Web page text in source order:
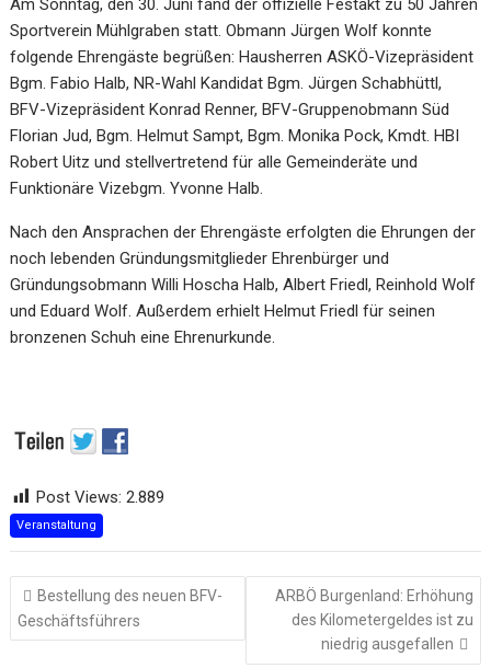
Am Sonntag, den 30. Juni fand der offizielle Festakt zu 50 Jahren
Sportverein Mühlgraben statt. Obmann Jürgen Wolf konnte
folgende Ehrengäste begrüßen: Hausherren ASKÖ-Vizepräsident
Bgm. Fabio Halb, NR-Wahl Kandidat Bgm. Jürgen Schabhüttl,
BFV-Vizepräsident Konrad Renner, BFV-Gruppenobmann Süd
Florian Jud, Bgm. Helmut Sampt, Bgm. Monika Pock, Kmdt. HBI
Robert Uitz und stellvertretend für alle Gemeinderäte und
Funktionäre Vizebgm. Yvonne Halb.
Nach den Ansprachen der Ehrengäste erfolgten die Ehrungen der
noch lebenden Gründungsmitglieder Ehrenbürger und
Gründungsobmann Willi Hoscha Halb, Albert Friedl, Reinhold Wolf
und Eduard Wolf. Außerdem erhielt Helmut Friedl für seinen
bronzenen Schuh eine Ehrenurkunde.
Post Views: 2.889
Veranstaltung
Beitragsnavigation
Bestellung des neuen BFV-
Geschäftsführers
ARBÖ Burgenland: Erhöhung
des Kilometergeldes ist zu
niedrig ausgefallen